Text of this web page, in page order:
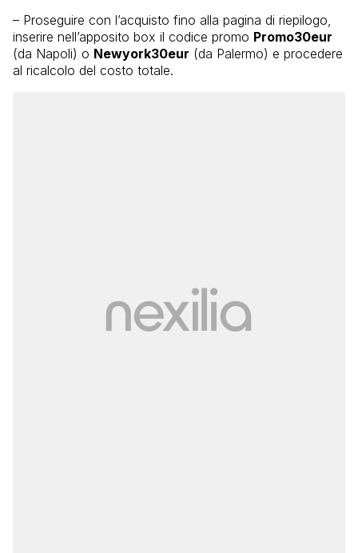
– Proseguire con l’acquisto fino alla pagina di riepilogo,
inserire nell’apposito box il codice promo Promo30eur
(da Napoli) o Newyork30eur (da Palermo) e procedere
al ricalcolo del costo totale.